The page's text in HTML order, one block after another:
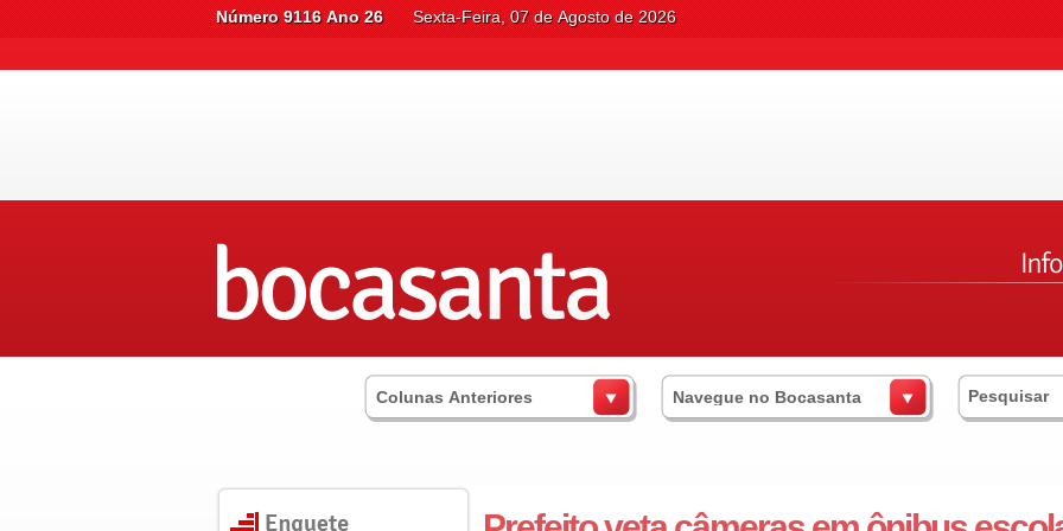
Número 9116 Ano 26 Sexta-Feira, 07 de Agosto de 2026
Colunas Anteriores Navegue no Bocasanta